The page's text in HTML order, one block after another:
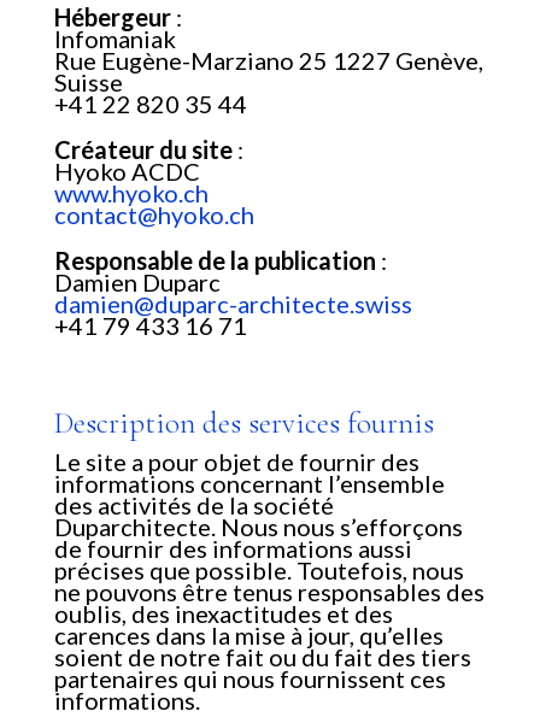
Hébergeur:
Infomaniak
Rue Eugène-Marziano 25 1227 Genève,
Suisse
+41 22 820 35 44
Créateur du site:
Hyoko ACDC
www.hyoko.ch
contact@hyoko.ch
Responsable de la publication :
Damien Duparc
damien@duparc-architecte.swiss
+41 79 433 16 71
Description des services fournis
Le site a pour objet de fournir des
informations concernant l’ensemble
des activités de la société
Duparchitecte. Nous nous s’efforçons
de fournir des informations aussi
précises que possible. Toutefois, nous
ne pouvons être tenus responsables des
oublis, des inexactitudes et des
carences dans la mise à jour, qu’elles
soient de notre fait ou du fait des tiers
partenaires qui nous fournissent ces
informations.